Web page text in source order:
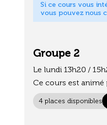
Si ce cours vous
vous pouvez nous
Groupe 2
Le lundi 13h20 /
Ce cours est animé
4 places disponibles